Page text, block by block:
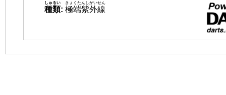
種類
しゅるい
: 極端紫外線
きょくたんしがいせん